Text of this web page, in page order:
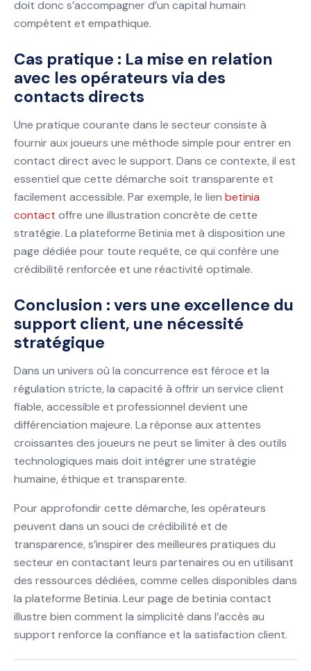
doit donc s’accompagner d’un capital humain
compétent et empathique.
Cas pratique : La mise en relation
avec les opérateurs via des
contacts directs
Une pratique courante dans le secteur consiste à
fournir aux joueurs une méthode simple pour entrer en
contact direct avec le support. Dans ce contexte, il est
essentiel que cette démarche soit transparente et
facilement accessible. Par exemple, le lien betinia
contact offre une illustration concrète de cette
stratégie. La plateforme Betinia met à disposition une
page dédiée pour toute requête, ce qui confère une
crédibilité renforcée et une réactivité optimale.
Conclusion : vers une excellence du
support client, une nécessité
stratégique
Dans un univers où la concurrence est féroce et la
régulation stricte, la capacité à offrir un service client
fiable, accessible et professionnel devient une
différenciation majeure. La réponse aux attentes
croissantes des joueurs ne peut se limiter à des outils
technologiques mais doit intégrer une stratégie
humaine, éthique et transparente.
Pour approfondir cette démarche, les opérateurs
peuvent dans un souci de crédibilité et de
transparence, s’inspirer des meilleures pratiques du
secteur en contactant leurs partenaires ou en utilisant
des ressources dédiées, comme celles disponibles dans
la plateforme Betinia. Leur page de betinia contact
illustre bien comment la simplicité dans l’accès au
support renforce la confiance et la satisfaction client.